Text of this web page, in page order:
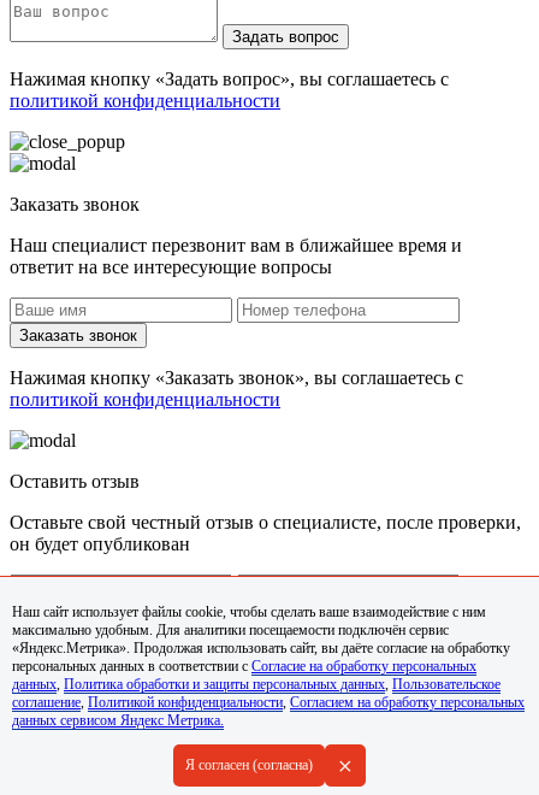
Задать вопрос
Нажимая кнопку «Задать вопрос», вы соглашаетесь с
политикой конфиденциальности
Заказать звонок
Наш специалист перезвонит вам в ближайшее время и
ответит на все интересующие вопросы
Заказать звонок
Нажимая кнопку «Заказать звонок», вы соглашаетесь с
политикой конфиденциальности
Оставить отзыв
Оставьте свой честный отзыв о специалисте, после проверки,
он будет опубликован
Задать вопрос
Нажимая кнопку «Задать вопрос», вы соглашаетесь с
политикой конфиденциальности
Наш сайт использует файлы cookie, чтобы сделать ваше взаимодействие с ним
максимально удобным. Для аналитики посещаемости подключён сервис
«Яндекс.Метрика». Продолжая использовать сайт, вы даёте согласие на обработку
персональных данных в соответствии с Согласие на обработку персональных
данных, Политика обработки и защиты персональных данных, Пользовательское
соглашение, Политикой конфиденциальности, Согласием на обработку персональных
данных сервисом Яндекс Метрика.
Я согласен (согласна) +